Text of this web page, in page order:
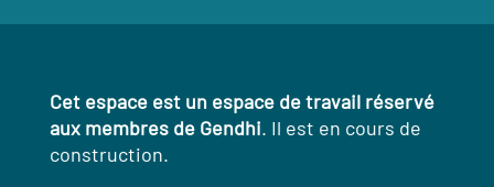
Cet espace est un espace de travail réservé
aux membres de Gendhi. Il est en cours de
construction.